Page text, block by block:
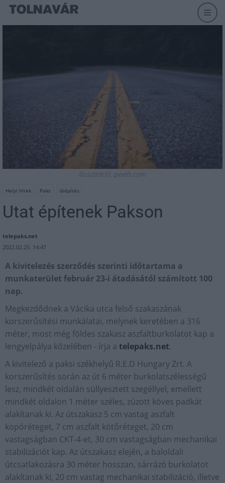
Illusztráció: pexels.com
Helyi hírek Paks útépítés
Utat építenek Pakson
telepaks.net
2022.02.25. 14:47
A kivitelezés szerződés szerinti időtartama a
munkaterület február 23-i átadásától számított 100
nap.
Megkezdődnek a Vácika utca felső szakaszának
korszerűsítési munkálatai, melynek keretében a 316
méter, most még földes szakasz aszfaltburkolatot kap a
lengyelpálya közelében - írja a telepaks.net.
A kivitelező a paksi székhelyű R.E.D Hungary Zrt. A
korszerűsítés során az út 6 méter burkolatszélességű
lesz, mindkét oldalán süllyesztett szegéllyel, emellett
mindkét oldalon 1 méter széles, zúzott köves padkát
alakítanak ki. Az útszakasz 5 cm vastag aszfalt
kopóréteget, 7 cm aszfalt kötőréteget, 20 cm
vastagságban CKT-4-et, 30 cm vastagságban mechanikai
stabilizációt kap. Az útszakasz elején, a baloldali
útcsatlakozásra 30 méter hosszan, sárrázó burkolatot
alakítanak ki, 20 cm vastag mechanikai stabilizáció, illetve